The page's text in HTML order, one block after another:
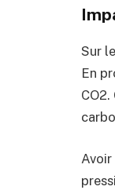
Sur
En
Avoir